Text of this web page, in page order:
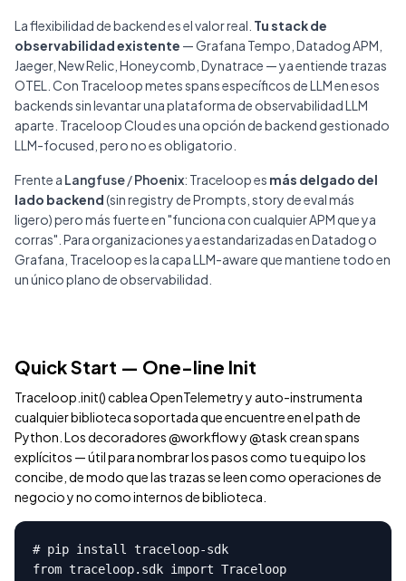
La flexibilidad de backend es el valor real. Tu stack de
observabilidad existente — Grafana Tempo, Datadog APM,
Jaeger, New Relic, Honeycomb, Dynatrace — ya entiende trazas
OTEL. Con Traceloop metes spans específicos de LLM en esos
backends sin levantar una plataforma de observabilidad LLM
aparte. Traceloop Cloud es una opción de backend gestionado
LLM-focused, pero no es obligatorio.
Frente a Langfuse/Phoenix: Traceloop es más delgado del
lado backend(sin registry de Prompts, story de eval más
ligero) pero más fuerte en "funciona con cualquier APM que ya
corras". Para organizaciones ya estandarizadas en Datadog o
Grafana, Traceloop es la capa LLM-aware que mantiene todo en
un único plano de observabilidad.
Quick Start — One-line Init
Traceloop.init() cablea OpenTelemetry y auto-instrumenta
cualquier biblioteca soportada que encuentre en el path de
Python. Los decoradores @workflow y @task crean spans
explícitos — útil para nombrar los pasos como tu equipo los
concibe, de modo que las trazas se leen como operaciones de
negocio y no como internos de biblioteca.
# pip install traceloop-sdk
from traceloop.sdk import Traceloop